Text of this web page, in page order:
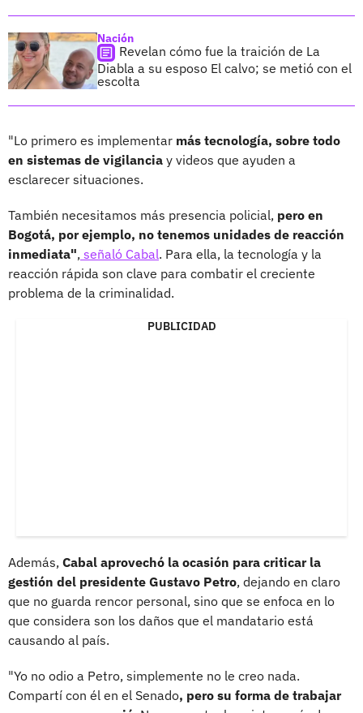
Nación
Revelan cómo fue la traición de La
Diabla a su esposo El calvo; se metió con el
escolta
"Lo primero es implementar más tecnología, sobre todo
en sistemas de vigilancia y videos que ayuden a
esclarecer situaciones.
También necesitamos más presencia policial, pero en
Bogotá, por ejemplo, no tenemos unidades de reacción
inmediata", señaló Cabal. Para ella, la tecnología y la
reacción rápida son clave para combatir el creciente
problema de la criminalidad.
PUBLICIDAD
Además, Cabal aprovechó la ocasión para criticar la
gestión del presidente Gustavo Petro, dejando en claro
que no guarda rencor personal, sino que se enfoca en lo
que considera son los daños que el mandatario está
causando al país.
"Yo no odio a Petro, simplemente no le creo nada.
Compartí con él en el Senado, pero su forma de trabajar